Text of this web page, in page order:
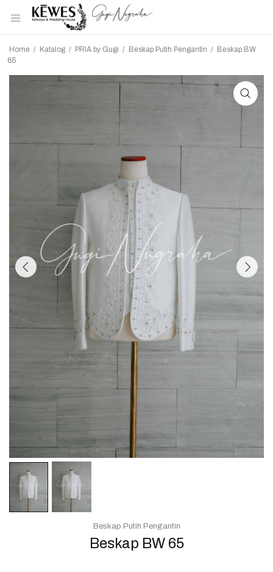
Home / Katalog / PRIA by Gugi / Beskap Putih Pengantin / Beskap BW
65
Beskap BW 65
Beskap Putih Pengantin